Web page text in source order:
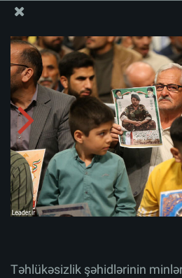
Təhlükəsizlik şəhidlərinin
Təhlükəsizlik şəhidlərinin